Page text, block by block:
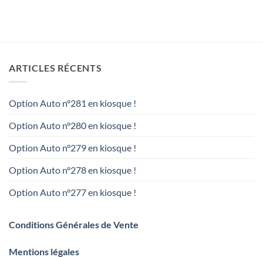
ARTICLES RÉCENTS
Option Auto n°281 en kiosque !
Option Auto n°280 en kiosque !
Option Auto n°279 en kiosque !
Option Auto n°278 en kiosque !
Option Auto n°277 en kiosque !
Conditions Générales de Vente
Mentions légales